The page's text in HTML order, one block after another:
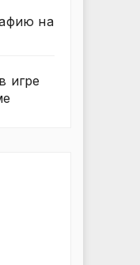
на
игре